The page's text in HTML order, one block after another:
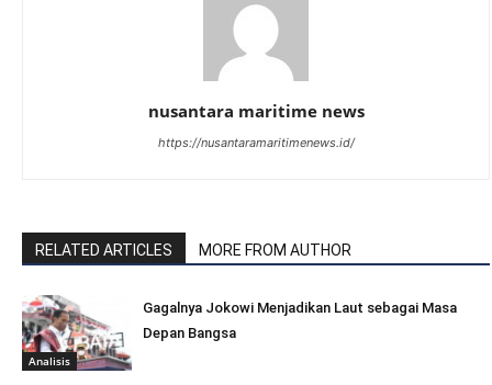
nusantara maritime news
https://nusantaramaritimenews.id/
RELATED ARTICLES MORE FROM AUTHOR
Analisis
Gagalnya Jokowi Menjadikan Laut sebagai Masa
Depan Bangsa